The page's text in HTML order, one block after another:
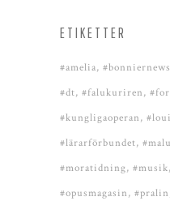
ETIKETTER
#amelia
#dt #falukuriren
#kungligaoperan
#lärarförbundet
#moratidning #musik
#opusmagasin #pralin